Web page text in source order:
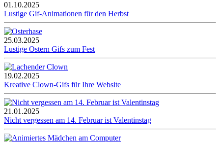
01.10.2025
Lustige Gif-Animationen für den Herbst
25.03.2025
Lustige Ostern Gifs zum Fest
19.02.2025
Kreative Clown-Gifs für Ihre Website
21.01.2025
Nicht vergessen am 14. Februar ist Valentinstag